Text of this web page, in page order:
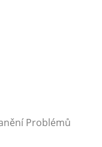
Problémů